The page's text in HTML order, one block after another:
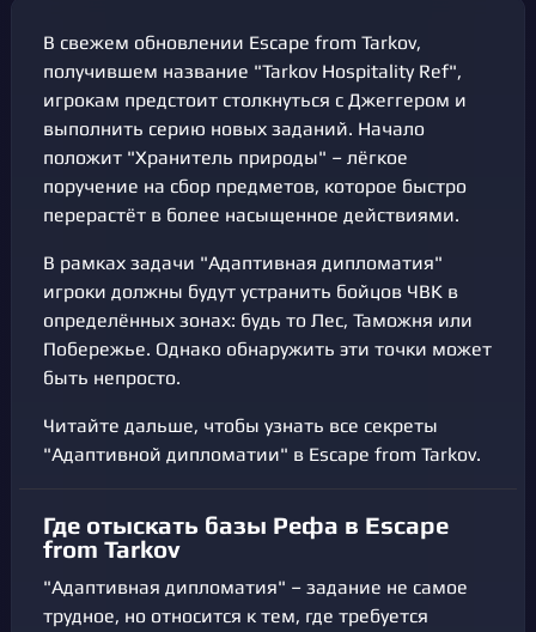
В свежем обновлении Escape from Tarkov,
получившем название "Tarkov Hospitality Ref",
игрокам предстоит столкнуться с Джеггером и
выполнить серию новых заданий. Начало
положит "Хранитель природы" – лёгкое
поручение на сбор предметов, которое быстро
перерастёт в более насыщенное действиями.
В рамках задачи "Адаптивная дипломатия"
игроки должны будут устранить бойцов ЧВК в
определённых зонах: будь то Лес, Таможня или
Побережье. Однако обнаружить эти точки может
быть непросто.
Читайте дальше, чтобы узнать все секреты
"Адаптивной дипломатии" в Escape from Tarkov.
Где отыскать базы Рефа в Escape
from Tarkov
"Адаптивная дипломатия" – задание не самое
трудное, но относится к тем, где требуется